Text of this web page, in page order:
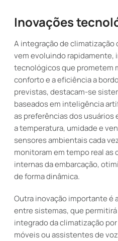
Inovações
A integração de climatização
vem evoluindo rapidamente,
tecnológicos que prometem
conforto e a eficiência a
previstas, destacam-se
baseados em inteligência
as preferências dos
a temperatura, umidade e
sensores ambientais cada
monitoram em tempo real as
internas da embarcação,
de forma dinâmica.
Outra inovação importante é
entre sistemas, que
integrado da climatização
móveis ou assistentes de